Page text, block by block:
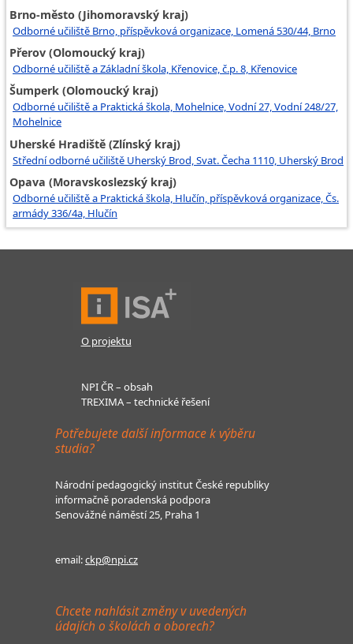
Brno-město (Jihomoravský kraj)
Odborné učiliště Brno, příspěvková organizace, Lomená 530/44, Brno
Přerov (Olomoucký kraj)
Odborné učiliště a Základní škola, Křenovice, č.p. 8, Křenovice
Šumperk (Olomoucký kraj)
Odborné učiliště a Praktická škola, Mohelnice, Vodní 27, Vodní 248/27,
Mohelnice
Uherské Hradiště (Zlínský kraj)
Střední odborné učiliště Uherský Brod, Svat. Čecha 1110, Uherský Brod
Opava (Moravskoslezský kraj)
Odborné učiliště a Praktická škola, Hlučín, příspěvková organizace, Čs.
armády 336/4a, Hlučín
O projektu
NPI ČR – obsah
TREXIMA – technické řešení
Potřebujete další informace k výběru
studia?
Národní pedagogický institut České republiky
informačně poradenská podpora
Senovážné náměstí 25, Praha 1
email:ckp@npi.cz
Chcete nahlásit změny v uvedených
údajích o školách a oborech?